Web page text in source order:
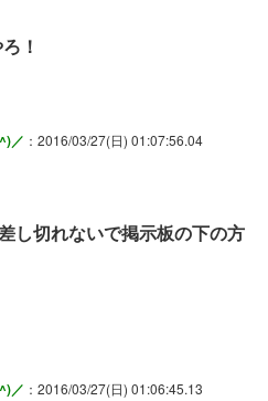
！
／ ：2016/03/27(日) 01:07:56.04
し切れないで掲示板の下の方
／ ：2016/03/27(日) 01:06:45.13